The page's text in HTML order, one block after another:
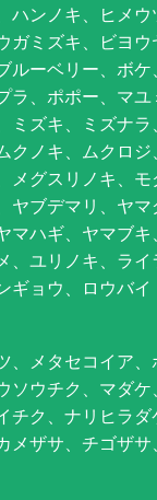
ハンノキ、ヒメウ
ガミズキ、ビヨ
ルーベリー、ボ
ラ、ポポー、マ
ミズキ、ミズナ
クノキ、ムクロジ
メグスリノキ、
ヤブデマリ、ヤ
マハギ、ヤマブ
、ユリノキ、ラ
ギョウ、ロウバイ
、メタセコイア、
ソウチク、マダ
チク、ナリヒラ
メザサ、チゴザサ